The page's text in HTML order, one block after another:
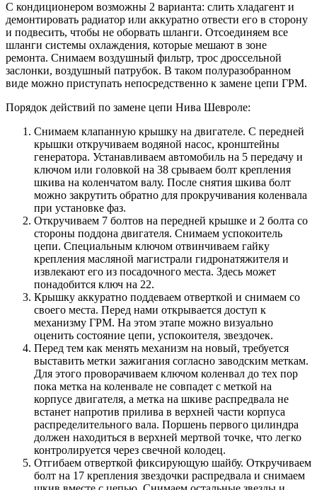
С кондиционером возможны 2 варианта: слить хладагент и
демонтировать радиатор или аккуратно отвести его в сторону
и подвесить, чтобы не оборвать шланги. Отсоединяем все
шланги системы охлаждения, которые мешают в зоне
ремонта. Снимаем воздушный фильтр, трос дроссельной
заслонки, воздушный патрубок. В таком полуразобранном
виде можно приступать непосредственно к замене цепи ГРМ.
Порядок действий по замене цепи Нива Шевроле:
Снимаем клапанную крышку на двигателе. С передней
крышки откручиваем водяной насос, кронштейны
генератора. Устанавливаем автомобиль на 5 передачу и
ключом или головкой на 38 срываем болт крепления
шкива на коленчатом валу. После снятия шкива болт
можно закрутить обратно для прокручивания коленвала
при установке фаз.
Откручиваем 7 болтов на передней крышке и 2 болта со
стороны поддона двигателя. Снимаем успокоитель
цепи. Специальным ключом отвинчиваем гайку
крепления масляной магистрали гидронатяжителя и
извлекают его из посадочного места. Здесь может
понадобится ключ на 22.
Крышку аккуратно поддеваем отверткой и снимаем со
своего места. Перед нами открывается доступ к
механизму ГРМ. На этом этапе можно визуально
оценить состояние цепи, успокоителя, звездочек.
Перед тем как менять механизм на новый, требуется
выставить метки зажигания согласно заводским меткам.
Для этого проворачиваем ключом коленвал до тех пор
пока метка на коленвале не совпадет с меткой на
корпусе двигателя, а метка на шкиве распредвала не
встанет напротив прилива в верхней части корпуса
распределительного вала. Поршень первого цилиндра
должен находиться в верхней мертвой точке, что легко
контролируется через свечной колодец.
Отгибаем отверткой фиксирующую шайбу. Откручиваем
болт на 17 крепления звездочки распредвала и снимаем